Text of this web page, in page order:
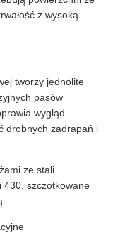
z wysoką
tworzy jednolite
pasów
wygląd
drobnych zadrapań i
ze stali
430, szczotkowane